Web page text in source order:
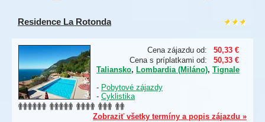
Residence La Rotonda
Cena zájazdu od:
50,33 €
Cena s príplatkami od:
50,33 €
Taliansko, Lombardia (Miláno), Tignale
- Pobytové zájazdy
- Cyklistika
Zobraziť všetky termíny a popis zájazdu »